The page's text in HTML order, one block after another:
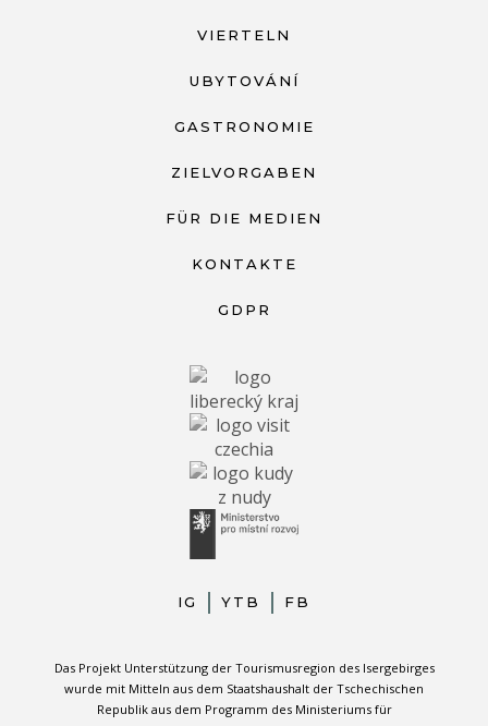
VIERTELN
UBYTOVÁNÍ
GASTRONOMIE
ZIELVORGABEN
FÜR DIE MEDIEN
KONTAKTE
GDPR
IG YTB FB
Das Projekt Unterstützung der Tourismusregion des Isergebirges
wurde mit Mitteln aus dem Staatshaushalt der Tschechischen
Republik aus dem Programm des Ministeriums für